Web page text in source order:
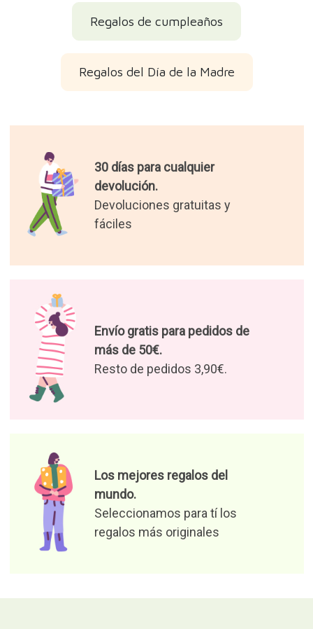
Regalos de cumpleaños
Regalos del Día de la Madre
30 días para cualquier
devolución.
Devoluciones gratuitas y
fáciles
Envío gratis para pedidos de
más de 50€.
Resto de pedidos 3,90€.
Los mejores regalos del
mundo.
Seleccionamos para tí los
regalos más originales